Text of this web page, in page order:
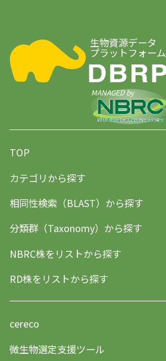
生物資源データ
プラットフォーム
MANAGED by
TOP
カテゴリから探す
相同性検索（BLAST）から探す
分類群（Taxonomy）から探す
NBRC株をリストから探す
RD株をリストから探す
cereco
微生物選定支援ツール